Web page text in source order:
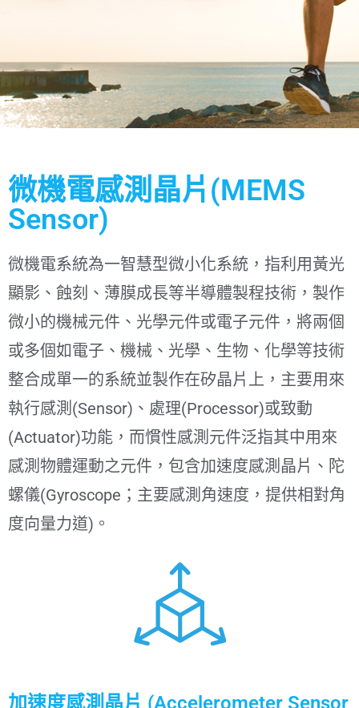
微機電感測
晶片
(MEMS
Sensor)
微機電感測晶片(MEMS
Sensor)
微機電系統為一智慧型微小化系統，指利用黃光
顯影、蝕刻、薄膜成長等半導體製程技術，製作
微小的機械元件、光學元件或電子元件，將兩個
或多個如電子、機械、光學、生物、化學等技術
整合成單一的系統並製作在矽晶片上，主要用來
執行感測(Sensor)、處理(Processor)或致動
(Actuator)功能，而慣性感測元件泛指其中用來
感測物體運動之元件，包含加速度感測晶片、陀
螺儀(Gyroscope；主要感測角速度，提供相對角
度向量力道)。
加速度感測晶片 (Accelerometer Sensor